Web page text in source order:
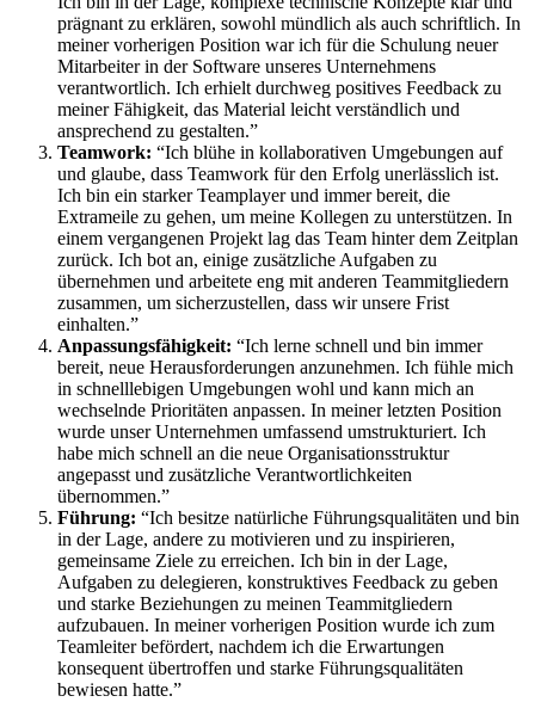
prägnant zu erklären, sowohl mündlich als auch schriftlich. In
meiner vorherigen Position war ich für die Schulung neuer
Mitarbeiter in der Software unseres Unternehmens
verantwortlich. Ich erhielt durchweg positives Feedback zu
meiner Fähigkeit, das Material leicht verständlich und
ansprechend zu gestalten.”
Teamwork: “Ich blühe in kollaborativen Umgebungen auf
und glaube, dass Teamwork für den Erfolg unerlässlich ist.
Ich bin ein starker Teamplayer und immer bereit, die
Extrameile zu gehen, um meine Kollegen zu unterstützen. In
einem vergangenen Projekt lag das Team hinter dem Zeitplan
zurück. Ich bot an, einige zusätzliche Aufgaben zu
übernehmen und arbeitete eng mit anderen Teammitgliedern
zusammen, um sicherzustellen, dass wir unsere Frist
einhalten.”
Anpassungsfähigkeit: “Ich lerne schnell und bin immer
bereit, neue Herausforderungen anzunehmen. Ich fühle mich
in schnelllebigen Umgebungen wohl und kann mich an
wechselnde Prioritäten anpassen. In meiner letzten Position
wurde unser Unternehmen umfassend umstrukturiert. Ich
habe mich schnell an die neue Organisationsstruktur
angepasst und zusätzliche Verantwortlichkeiten
übernommen.”
Führung: “Ich besitze natürliche Führungsqualitäten und bin
in der Lage, andere zu motivieren und zu inspirieren,
gemeinsame Ziele zu erreichen. Ich bin in der Lage,
Aufgaben zu delegieren, konstruktives Feedback zu geben
und starke Beziehungen zu meinen Teammitgliedern
aufzubauen. In meiner vorherigen Position wurde ich zum
Teamleiter befördert, nachdem ich die Erwartungen
konsequent übertroffen und starke Führungsqualitäten
bewiesen hatte.”